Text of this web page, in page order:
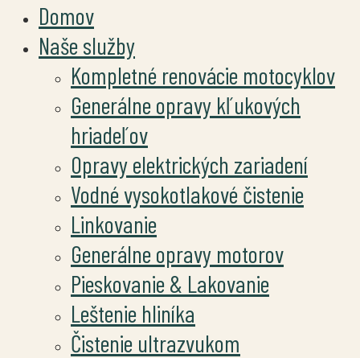
Domov
Naše služby
Kompletné renovácie motocyklov
Generálne opravy kľukových
hriadeľov
Opravy elektrických zariadení
Vodné vysokotlakové čistenie
Linkovanie
Generálne opravy motorov
Pieskovanie & Lakovanie
Leštenie hliníka
Čistenie ultrazvukom